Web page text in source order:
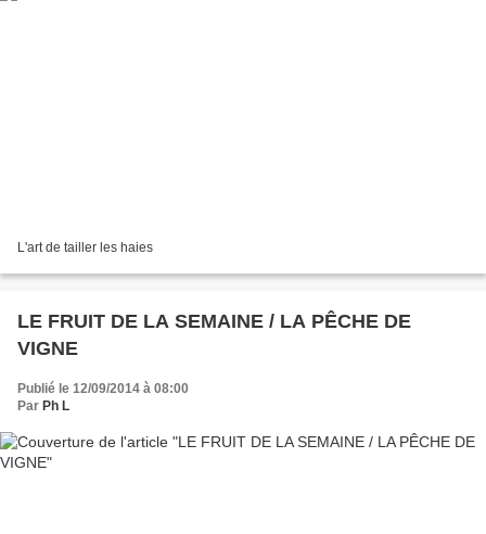
L'art de tailler les haies
LE FRUIT DE LA SEMAINE / LA PÊCHE DE
VIGNE
Publié le 12/09/2014 à 08:00
Par Ph L